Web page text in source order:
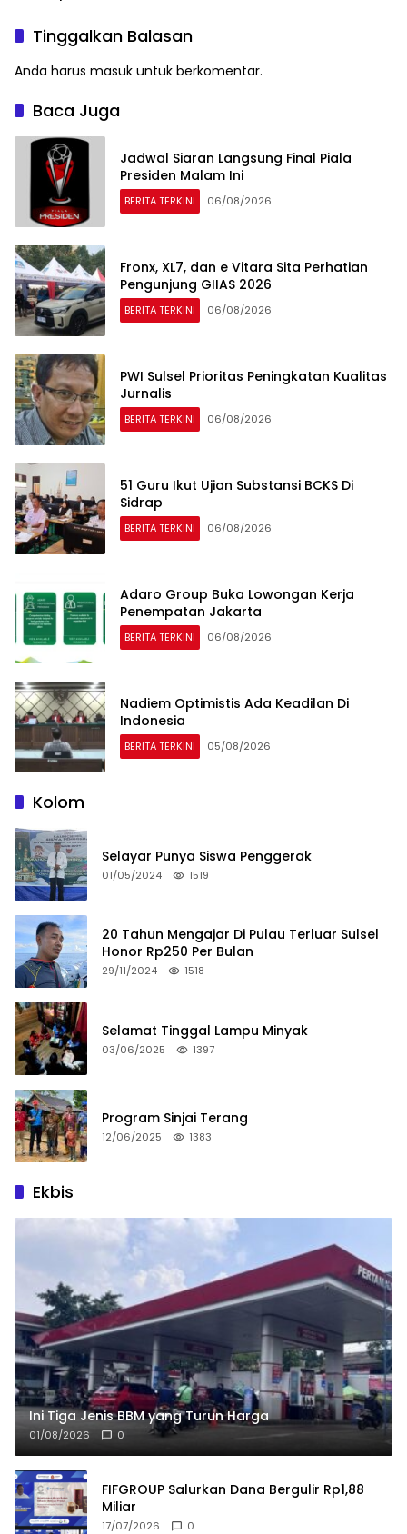
Tinggalkan Balasan
Anda harus masuk untuk berkomentar.
Baca Juga
Jadwal Siaran Langsung Final Piala
Presiden Malam Ini
BERITA TERKINI 06/08/2026
Fronx, XL7, dan e Vitara Sita Perhatian
Pengunjung GIIAS 2026
BERITA TERKINI 06/08/2026
PWI Sulsel Prioritas Peningkatan Kualitas
Jurnalis
BERITA TERKINI 06/08/2026
51 Guru Ikut Ujian Substansi BCKS Di
Sidrap
BERITA TERKINI 06/08/2026
Adaro Group Buka Lowongan Kerja
Penempatan Jakarta
BERITA TERKINI 06/08/2026
Nadiem Optimistis Ada Keadilan Di
Indonesia
BERITA TERKINI 05/08/2026
Kolom
Selayar Punya Siswa Penggerak
01/05/2024 1519
20 Tahun Mengajar Di Pulau Terluar Sulsel
Honor Rp250 Per Bulan
29/11/2024 1518
Selamat Tinggal Lampu Minyak
03/06/2025 1397
Program Sinjai Terang
12/06/2025 1383
Ekbis
Ini Tiga Jenis BBM yang Turun Harga
01/08/2026 0
FIFGROUP Salurkan Dana Bergulir Rp1,88
Miliar
17/07/2026 0